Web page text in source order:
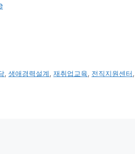
,생애경력설계,재취업교육, 전직지원센터,